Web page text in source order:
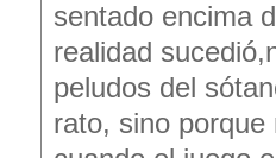
sentado encima
realidad
peludos del
rato, sino